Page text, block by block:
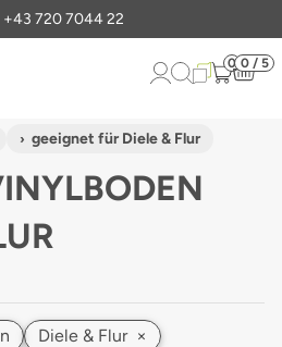
Musterversand
0 0 / 5
geeignet für Diele & Flur
Diele & Flur ×